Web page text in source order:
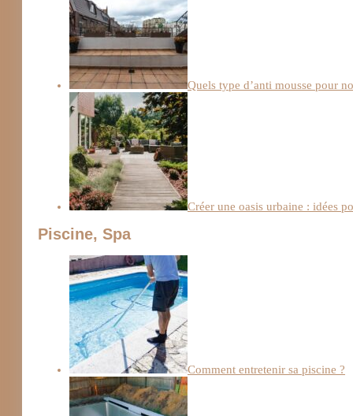
Quels type d’anti mousse pour
Créer une oasis urbaine : idées
Piscine, Spa
Comment entretenir sa piscine ?